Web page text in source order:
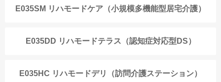
E035SM リハモードケア（小規模多機能型居宅介護）
E035DD リハモードテラス（認知症対応型DS）
E035HC リハモードデリ（訪問介護ステーション）